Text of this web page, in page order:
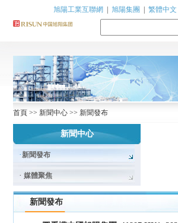
旭陽工業互聯網 旭陽集團 繁體中文
首頁 >>新聞中心 >>新聞發布
新聞中心
·新聞發布
· 媒體聚焦
新聞發布